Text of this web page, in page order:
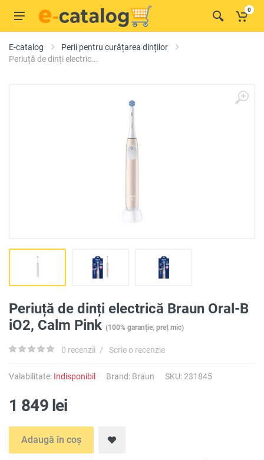
0
E-catalog
Perii pentru curățarea dinților
Periuță de dinți electric...
Periuță de dinți electrică Braun Oral-B
iO2, Calm Pink (100% garanție, preț mic)
0 recenzii / Scrie o recenzie
Valabilitate: Indisponibil Brand: Braun SKU: 231845
1 849 lei
Adaugă în coș